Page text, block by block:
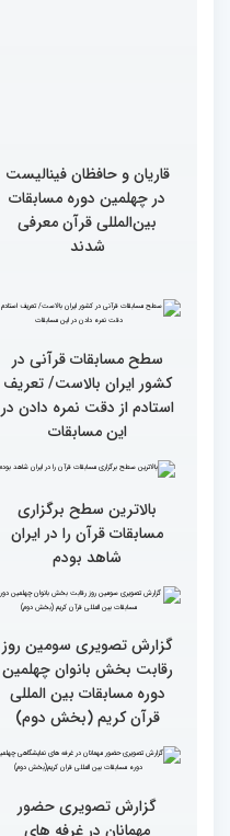
در چهلمین دوره مسابقات
بین‌المللی قرآن معرفی
شدند
سطح مسابقات قرآنی در
استادم از دقت نمره دادن در
این مسابقات
بالاترین سطح برگزاری
مسابقات قرآن را در ایران
شاهد بودم
گزارش تصویری سومین روز
رقابت بخش بانوان چهلمین
دوره مسابقات بین المللی
قرآن کریم (بخش دوم)